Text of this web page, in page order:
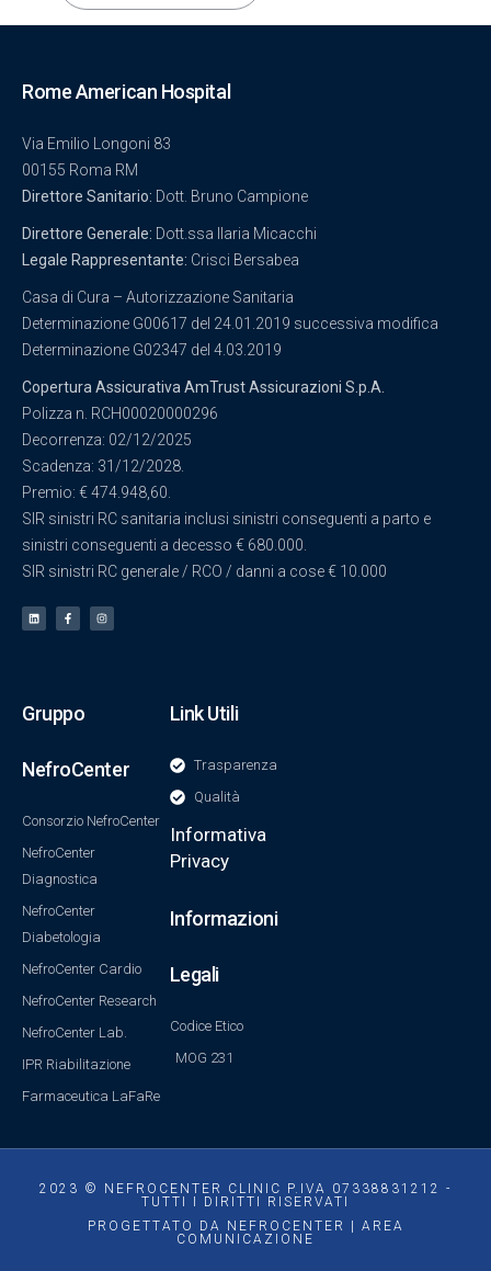
Rome American Hospital
Via Emilio Longoni 83
00155 Roma RM
Direttore Sanitario: Dott. Bruno Campione
Direttore Generale: Dott.ssa Ilaria Micacchi
Legale Rappresentante: Crisci Bersabea
Casa di Cura – Autorizzazione Sanitaria
Determinazione G00617 del 24.01.2019 successiva modifica
Determinazione G02347 del 4.03.2019
Copertura Assicurativa AmTrust Assicurazioni S.p.A.
Polizza n. RCH00020000296
Decorrenza: 02/12/2025
Scadenza: 31/12/2028.
Premio: € 474.948,60.
SIR sinistri RC sanitaria inclusi sinistri conseguenti a parto e
sinistri conseguenti a decesso € 680.000.
SIR sinistri RC generale / RCO / danni a cose € 10.000
Gruppo
NefroCenter
Consorzio NefroCenter
NefroCenter
Diagnostica
NefroCenter
Diabetologia
NefroCenter Cardio
NefroCenter Research
NefroCenter Lab.
IPR Riabilitazione
Farmaceutica LaFaRe
Link Utili
Trasparenza
Qualità
Informativa
Privacy
Informazioni
Legali
Codice Etico
MOG 231
2023 © NEFROCENTER CLINIC P.IVA 07338831212 -
TUTTI I DIRITTI RISERVATI
PROGETTATO DA NEFROCENTER | AREA
COMUNICAZIONE